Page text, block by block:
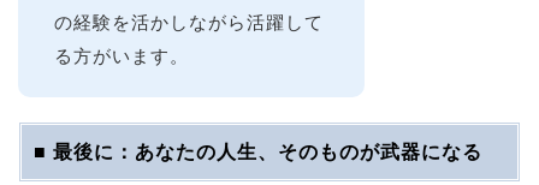
の経験を活かしながら活躍して
る方がいます。
■ 最後に：あなたの人生、そのものが武器になる